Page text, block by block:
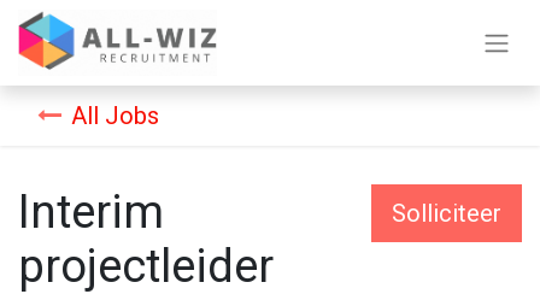
All Jobs
Solliciteer
Interim
projectleider